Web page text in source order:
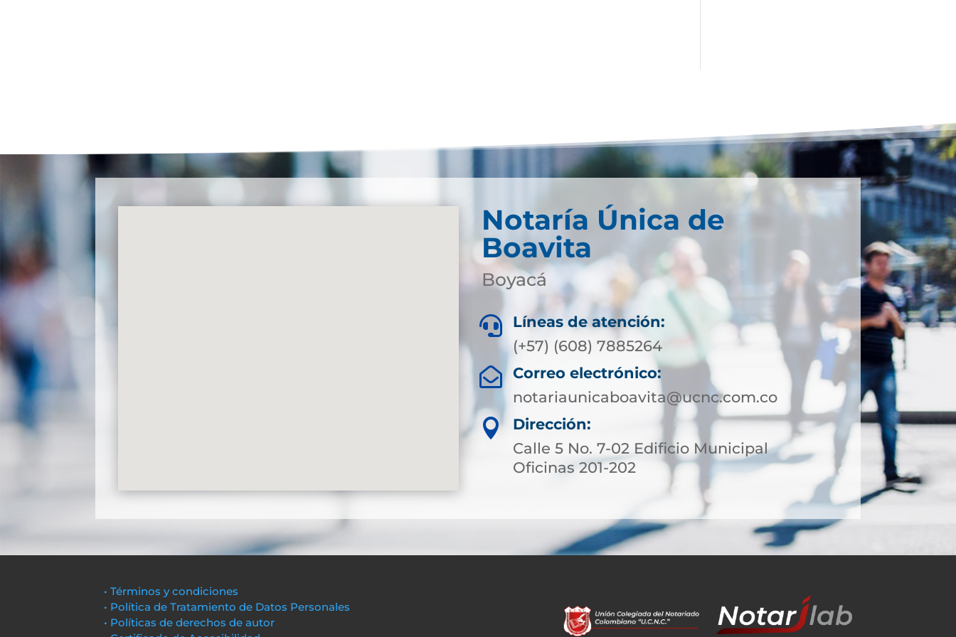
Notaría Única de
Boavita
Boyacá

Líneas de atención:
(+57) (608) 7885264

Correo electrónico:
notariaunicaboavita@ucnc.com.co

Dirección:
Calle 5 No. 7-02 Edificio Municipal
Oficinas 201-202
• Términos y condiciones
• Política de Tratamiento de Datos Personales
• Políticas de derechos de autor